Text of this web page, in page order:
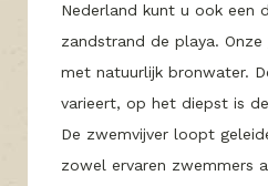
Nederland kunt u ook een
zandstrand de playa. Onze
met natuurlijk bronwater.
varieert, op het diepst is de
De zwemvijver loopt
zowel ervaren zwemmers